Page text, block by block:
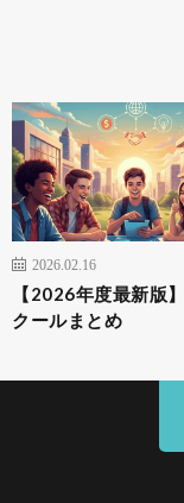
2026.02.16
【2026年度最新版
クールまとめ